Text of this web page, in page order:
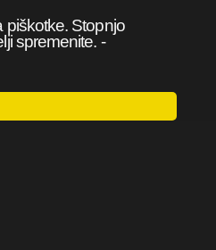
piškotke. Stopnjo
spremenite. -